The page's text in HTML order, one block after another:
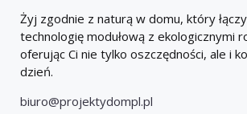
Żyj zgodnie z naturą w domu, który
technologię modułową z ekologicznymi
oferując Ci nie tylko oszczędności, ale i
dzień.
biuro@projektydompl.pl